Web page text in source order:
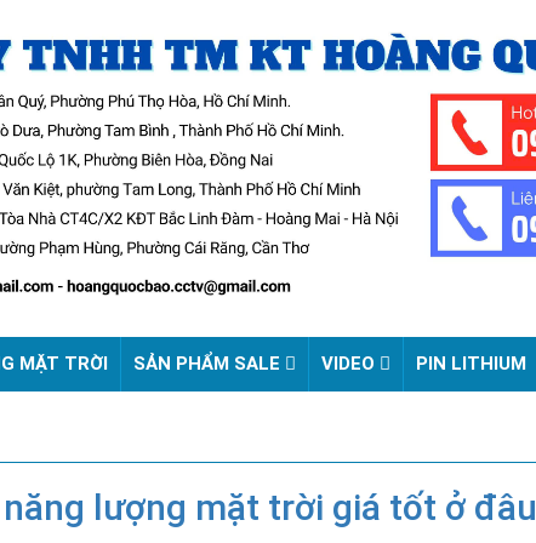
MẶT TRỜI SẢN PHẨM SALE VIDEO PIN LITHIUM
lượng mặt trời giá tốt ở